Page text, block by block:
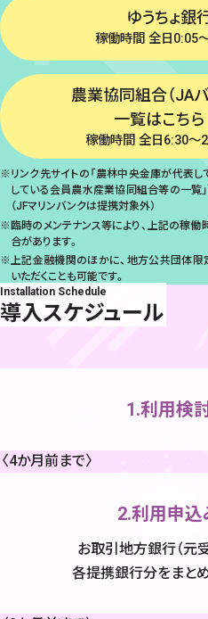
ゆうちょ銀
稼働時間 全日0:05
農業協同組合（JAバ
一覧はこちら
稼働時間 全日6:30～
リンク先サイトの「農林中央金庫が代表
している会員農水産業協同組合等の一覧
（JFマリンバンクは提携対象外）
臨時のメンテナンス等により、上記の稼
合があります。
上記金融機関のほかに、地方公共団体限
いただくことも可能です。
Installation Schedule
導入スケジュール
1.利用検
2.利用申込
〈4か月前まで〉
お取引地方銀行（元
各提携銀行分をまと